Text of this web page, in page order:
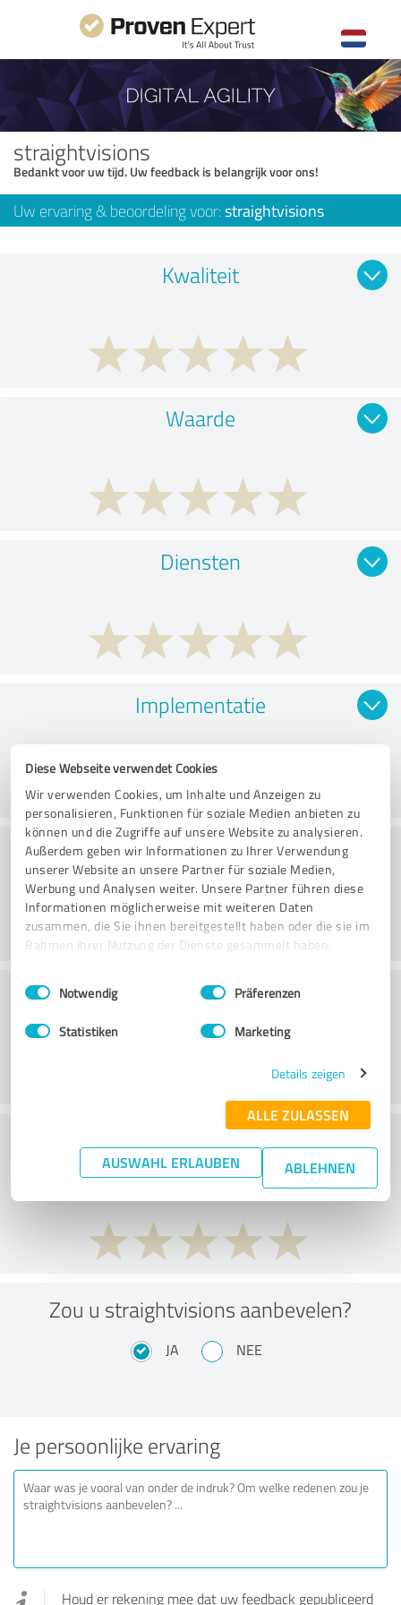
Diese Webseite verwendet Cookies
Wir verwenden Cookies, um Inhalte und Anzeigen zu
personalisieren, Funktionen für soziale Medien anbieten zu
können und die Zugriffe auf unsere Website zu analysieren.
Außerdem geben wir Informationen zu Ihrer Verwendung
unserer Website an unsere Partner für soziale Medien,
Werbung und Analysen weiter. Unsere Partner führen diese
Informationen möglicherweise mit weiteren Daten
zusammen, die Sie ihnen bereitgestellt haben oder die sie im
Rahmen Ihrer Nutzung der Dienste gesammelt haben.
Impressum Datenschutzbestimmungen
Einwilligungsauswahl
Notwendig Präferenzen
Statistiken Marketing
Details zeigen
ALLE ZULASSEN
AUSWAHL ERLAUBEN ABLEHNEN
straightvisions
Bedankt voor uw tijd. Uw feedback is belangrijk voor ons!
Uw ervaring & beoordeling voor: straightvisions
Kwaliteit
Waarde
Diensten
Implementatie
Consulting
Klantenservice
Wat vind je van de prijs-
prestatieverhouding?
Zou u straightvisions aanbevelen?
JA NEE
Je persoonlijke ervaring
Houd er rekening mee dat uw feedback gepubliceerd